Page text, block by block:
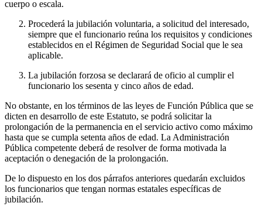
cuerpo o escala.
Procederá la jubilación voluntaria, a solicitud del interesado,
siempre que el funcionario reúna los requisitos y condiciones
establecidos en el Régimen de Seguridad Social que le sea
aplicable.
La jubilación forzosa se declarará de oficio al cumplir el
funcionario los sesenta y cinco años de edad.
No obstante, en los términos de las leyes de Función Pública que se
dicten en desarrollo de este Estatuto, se podrá solicitar la
prolongación de la permanencia en el servicio activo como máximo
hasta que se cumpla setenta años de edad. La Administración
Pública competente deberá de resolver de forma motivada la
aceptación o denegación de la prolongación.
De lo dispuesto en los dos párrafos anteriores quedarán excluidos
los funcionarios que tengan normas estatales específicas de
jubilación.